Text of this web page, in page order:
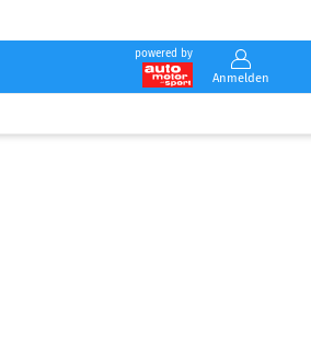
powered by
Anmelden